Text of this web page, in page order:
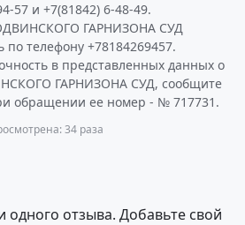
57 и +7(81842) 6-48-49.
ГАРНИЗОНА СУД
по телефону +78184269457.
в представленных данных о
ГАРНИЗОНА СУД, сообщите
обращении ее номер - № 717731.
34 раза
одного отзыва. Добавьте свой